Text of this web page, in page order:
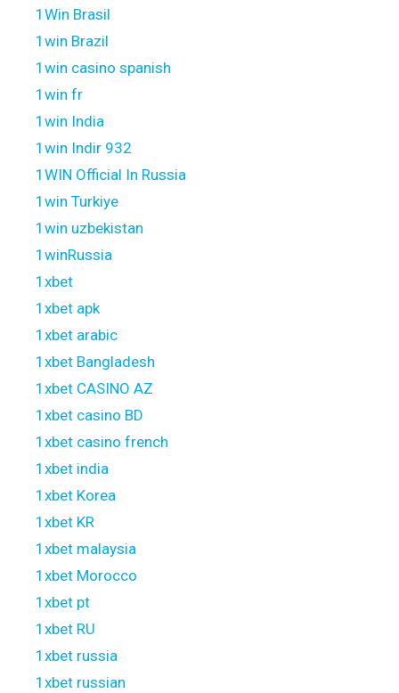
1Win Brasil
1win Brazil
1win casino spanish
1win fr
1win India
1win Indir 932
1WIN Official In Russia
1win Turkiye
1win uzbekistan
1winRussia
1xbet
1xbet apk
1xbet arabic
1xbet Bangladesh
1xbet CASINO AZ
1xbet casino BD
1xbet casino french
1xbet india
1xbet Korea
1xbet KR
1xbet malaysia
1xbet Morocco
1xbet pt
1xbet RU
1xbet russia
1xbet russian